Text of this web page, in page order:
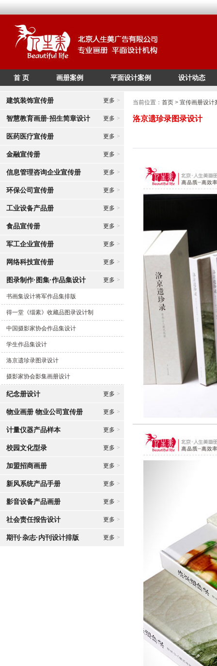
/**/
首 页 画册案例 平面设计案例 设计动态
建筑装饰宣传册 更多 >
智慧教育画册·招生简章设计 更多 >
医药医疗宣传册 更多 >
金融宣传册 更多 >
信息管理咨询企业宣传册 更多 >
环保公司宣传册 更多 >
工业设备产品册 更多 >
食品宣传册 更多 >
军工企业宣传册 更多 >
网络科技宣传册 更多 >
图录制作·图集·作品集设计 更多 >
书画集设计将军作品集排版
得一堂《缁素》收藏品图录设计制
中国摄影家协会作品集设计
学生作品集设计
洛京遗珍录图录设计
摄影家协会影集画册设计
纪念册设计 更多 >
物业画册 物业公司宣传册 更多 >
计量仪器产品样本 更多 >
校园文化型录 更多 >
加盟招商画册 更多 >
新风系统产品手册 更多 >
影音设备产品画册 更多 >
社会责任报告设计 更多 >
期刊·杂志·内刊设计排版 更多 >
当前位置： 首页 > 宣传画册设计
洛京遗珍录图录设计